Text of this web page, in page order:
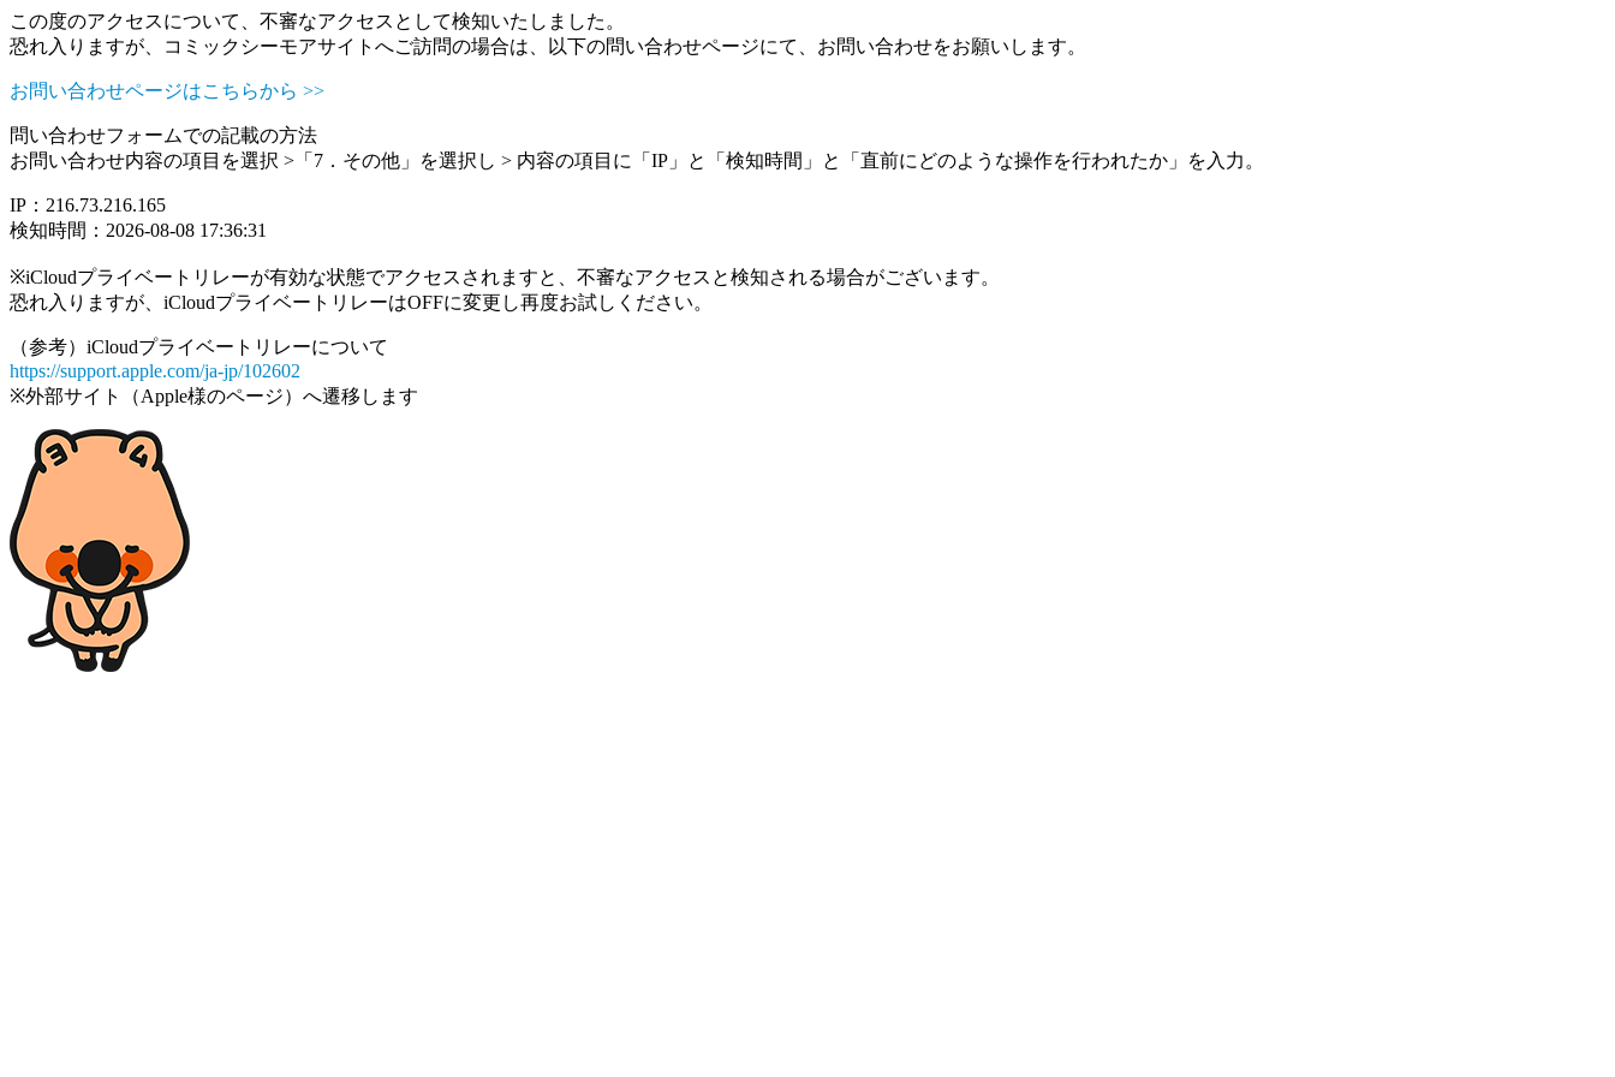
この度のアクセスについて、不審なアクセスとして検知いたしました。
恐れ入りますが、コミックシーモアサイトへご訪問の場合は、以下の問い合わせページにて、お問い合わせをお願いします。
お問い合わせページはこちらから >>
問い合わせフォームでの記載の方法
お問い合わせ内容の項目を選択 >「7．その他」を選択し > 内容の項目に「IP」と「検知時間」と「直前にどのような操作を行われたか」を入力。
IP：216.73.216.165
検知時間：2026-08-08 17:36:31
※iCloudプライベートリレーが有効な状態でアクセスされますと、不審なアクセスと検知される場合がございます。
恐れ入りますが、iCloudプライベートリレーはOFFに変更し再度お試しください。
（参考）iCloudプライベートリレーについて
https://support.apple.com/ja-jp/102602
※外部サイト（Apple様のページ）へ遷移します